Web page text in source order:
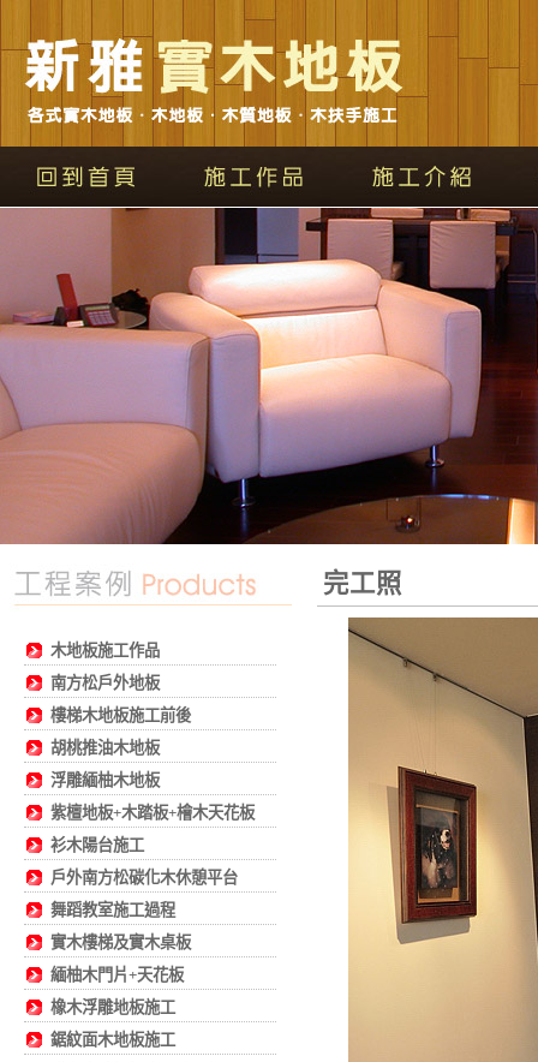
木地板施工作品
南方松戶外地板
樓梯木地板施工前後
胡桃推油木地板
浮雕緬柚木地板
紫檀地板+木踏板+檜木天花板
衫木陽台施工
戶外南方松碳化木休憩平台
舞蹈教室施工過程
實木樓梯及實木桌板
緬柚木門片+天花板
橡木浮雕地板施工
鋸紋面木地板施工
完工照